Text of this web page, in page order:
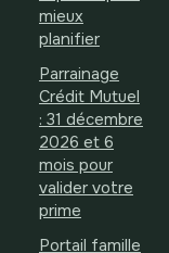
mieux
planifier
Parrainage
Crédit Mutuel
: 31 décembre
2026 et 6
mois pour
valider votre
prime
Portail famille